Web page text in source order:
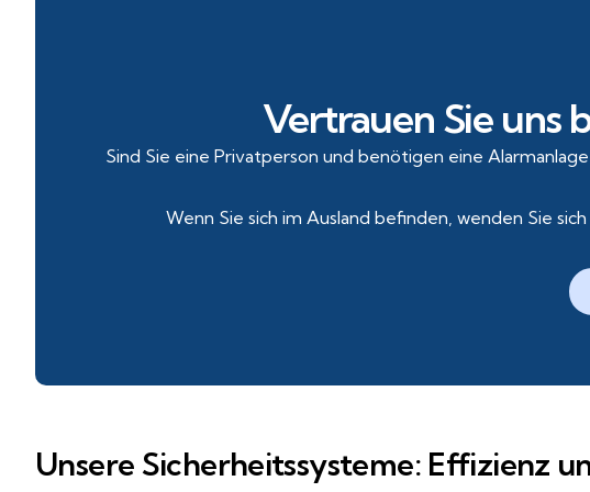
Vertrauen Sie uns
Sind Sie eine Privatperson und benötigen eine
Wenn Sie sich im Ausland befinden, wenden Sie
Unsere Sicherheitssysteme: Effizienz